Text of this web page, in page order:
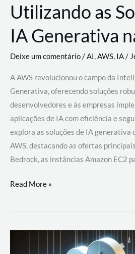
Utilizando as
IA Generativa
Deixe um comentário/AI,AWS, IA/
A AWS revolucionou o campo da
Generativa, oferecendo soluções
desenvolvedores e às empresas
aplicações de IA com eficiência e
explora as soluções de IA generativa
AWS, destacando as ofertas
Bedrock, as instâncias Amazon EC2
Utilizando
Soluções
Read More »